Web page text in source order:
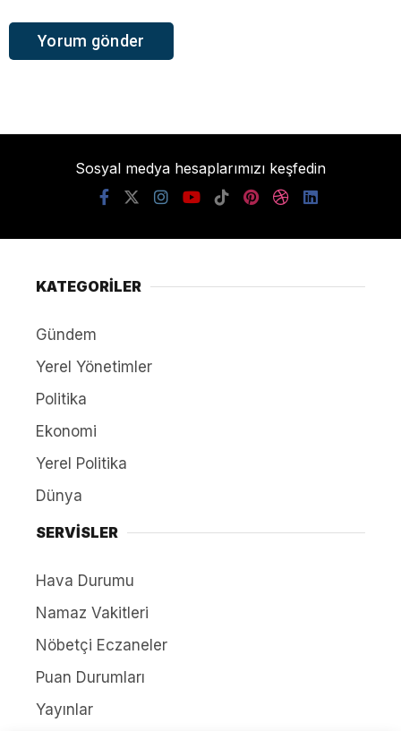
Sosyal medya hesaplarımızı keşfedin
KATEGORİLER
Gündem
Yerel Yönetimler
Politika
Ekonomi
Yerel Politika
Dünya
SERVİSLER
Hava Durumu
Namaz Vakitleri
Nöbetçi Eczaneler
Puan Durumları
Yayınlar